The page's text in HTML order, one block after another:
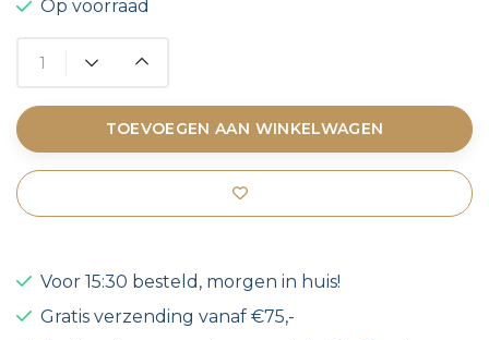
Op voorraad
TOEVOEGEN AAN WINKELWAGEN
Voor 15:30 besteld, morgen in huis!
Gratis verzending vanaf €75,-